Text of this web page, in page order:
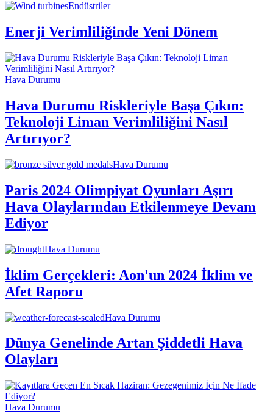
Endüstriler
Enerji Verimliliğinde Yeni Dönem
Hava Durumu
Hava Durumu Riskleriyle Başa Çıkın:
Teknoloji Liman Verimliliğini Nasıl
Artırıyor?
Hava Durumu
Paris 2024 Olimpiyat Oyunları Aşırı
Hava Olaylarından Etkilenmeye Devam
Ediyor
Hava Durumu
İklim Gerçekleri: Aon'un 2024 İklim ve
Afet Raporu
Hava Durumu
Dünya Genelinde Artan Şiddetli Hava
Olayları
Hava Durumu